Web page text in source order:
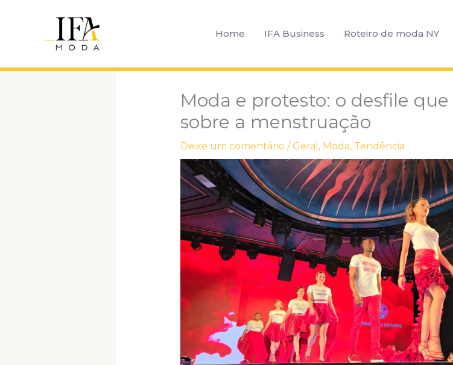
Home IFA Business Roteiro de moda NY
Moda e protesto: o desfile
sobre a menstruação
Deixe um comentário / Geral , Moda, Tendência